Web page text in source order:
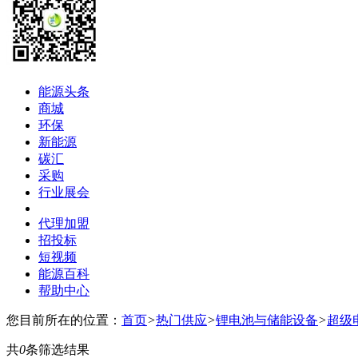
能源头条
商城
环保
新能源
碳汇
采购
行业展会
代理加盟
招投标
短视频
能源百科
帮助中心
您目前所在的位置： 首页>热门供应>锂电池与储能设备>超级
共0条筛选结果